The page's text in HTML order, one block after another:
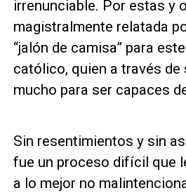
irrenunciable. Por estas y
magistralmente relatada
“jalón de camisa” para
católico, quien a través
mucho para ser capaces
Sin resentimientos y sin
fue un proceso difícil que
a lo mejor no